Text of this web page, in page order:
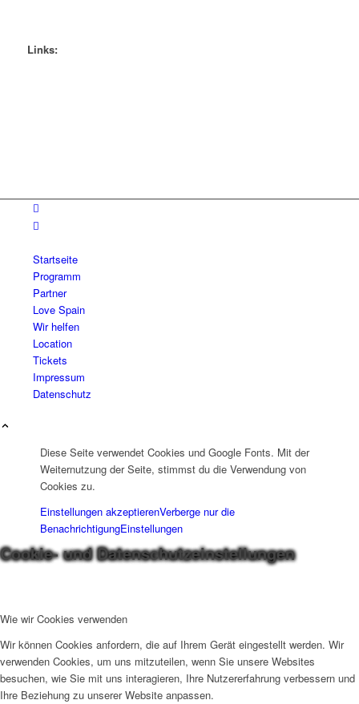
Links:
Startseite
Programm
Partner
Love Spain
Wir helfen
Location
Tickets
Impressum
Datenschutz
Diese Seite verwendet Cookies und Google Fonts. Mit der
Weiternutzung der Seite, stimmst du die Verwendung von
Cookies zu.
Einstellungen akzeptierenVerberge nur die
BenachrichtigungEinstellungen
Cookie- und Datenschutzeinstellungen
Wie wir Cookies verwenden
Wir können Cookies anfordern, die auf Ihrem Gerät eingestellt werden. Wir
verwenden Cookies, um uns mitzuteilen, wenn Sie unsere Websites
besuchen, wie Sie mit uns interagieren, Ihre Nutzererfahrung verbessern und
Ihre Beziehung zu unserer Website anpassen.